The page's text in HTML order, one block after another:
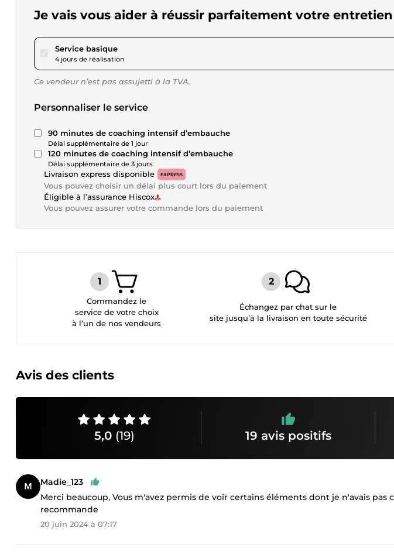
Je vais vous aider à réussir parfaitement votre
Service basiquepour 57,79 $US
4 jours de réalisation
Ce vendeur n’est pas assujetti à la TVA.
Personnaliser le service
90 minutes de coaching intensif d’embauche
Délai supplémentaire de 1 jour
120 minutes de coaching intensif d’embauche
Délai supplémentaire de 3 jours
Livraison express disponible EXPRESS
Vous pouvez choisir un délai plus court lors du paiement
Éligible à l’assurance Hiscox
Vous pouvez assurer votre commande lors du paiement
Commandez le
service de votre choix
à l’un de nos vendeurs
Échangez par chat sur le
site jusqu’à la livraison en toute sécurité
Avis des clients
5,0 (19) 19 avis positifs
Madie_123
Merci beaucoup, Vous m'avez permis de voir certains éléments dont je n'avais pas
recommande
20 juin 2024 à 07:17